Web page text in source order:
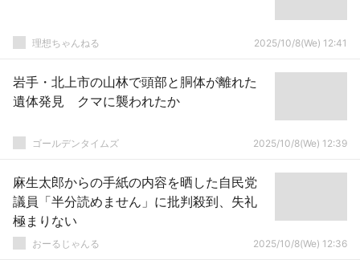
理想ちゃんねる 2025/10/8(We) 12:41
岩手・北上市の山林で頭部と胴体が離れた
遺体発見 クマに襲われたか
ゴールデンタイムズ 2025/10/8(We) 12:39
麻生太郎からの手紙の内容を晒した自民党
議員「半分読めません」に批判殺到、失礼
極まりない
おーるじゃんる 2025/10/8(We) 12:36